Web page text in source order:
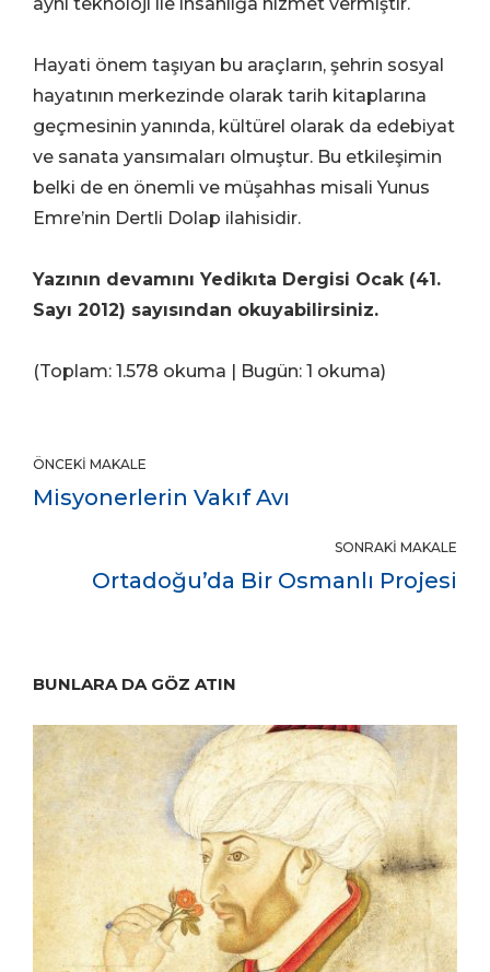
aynı teknoloji ile insanlığa hizmet vermiştir.
Hayati önem taşıyan bu araçların, şehrin sosyal
hayatının merkezinde olarak tarih kitaplarına
geçmesinin yanında, kültürel olarak da edebiyat
ve sanata yansımaları olmuştur. Bu etkileşimin
belki de en önemli ve müşahhas misali Yunus
Emre’nin Dertli Dolap ilahisidir.
Yazının devamını Yedikıta Dergisi Ocak (41.
Sayı 2012) sayısından okuyabilirsiniz.
(Toplam: 1.578 okuma | Bugün: 1 okuma)
ÖNCEKI MAKALE
Misyonerlerin Vakıf Avı
SONRAKI MAKALE
Ortadoğu’da Bir Osmanlı Projesi
BUNLARA DA GÖZ ATIN